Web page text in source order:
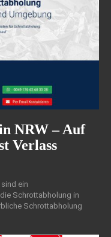
NRW – Auf
Verlass
ein
Schrottabholung in
Schrottabholung